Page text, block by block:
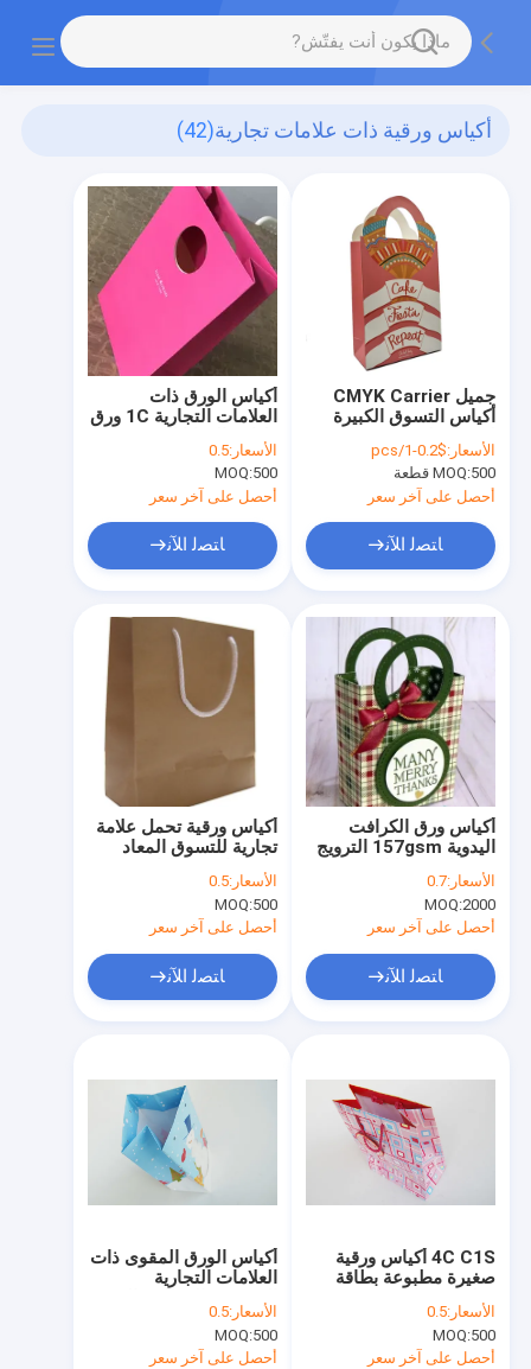
أكياس ورقية ذات علامات تجارية(42)
أكياس الورق ذات
العلامات التجارية 1C ورق
طباعة الهدايا الشخصية
البطاقة المطلية
الأسعار:0.5
MOQ:500
أحصل على آخر سعر
ﺎﺘﺼﻟ ﺍﻶﻧ
جميل CMYK Carrier
أكياس التسوق الكبيرة
Paper Carrier
FLEXOGRAPHIC
الأسعار:$0.2-1/pcs
MOQ:500 قطعة
أحصل على آخر سعر
ﺎﺘﺼﻟ ﺍﻶﻧ
أكياس ورقية تحمل علامة
تجارية للتسوق المعاد
تدويرها هدية طباعة
مخصصة OPP High End
350 GSM
الأسعار:0.5
MOQ:500
أحصل على آخر سعر
ﺎﺘﺼﻟ ﺍﻶﻧ
أكياس ورق الكرافت
اليدوية 157gsm الترويج
الميلاد الصغيرة
الأسعار:0.7
MOQ:2000
أحصل على آخر سعر
ﺎﺘﺼﻟ ﺍﻶﻧ
أكياس الورق المقوى ذات
العلامات التجارية
المزدوجة المطلية بالفن
من ورق كرافت للتسوق
بمقابض
الأسعار:0.5
MOQ:500
أحصل على آخر سعر
4C C1S أكياس ورقية
صغيرة مطبوعة بطاقة
إس إم
الأسعار:0.5
MOQ:500
أحصل على آخر سعر